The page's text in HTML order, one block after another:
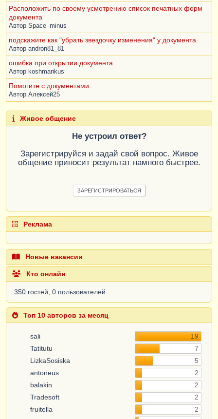
РеализацияТоваровУслугТовары
Расположить по своему усмотрению список печатных форм
документа
Автор Space_minus
подскажите как "убрать звездочку изменения" у документа
Автор andron81_81
ошибка при открытии документа
Автор koshmarikus
Помогите с документами.
Автор Алексей25
Живое общение
Не устроил ответ?
Зарегистрируйся и задай свой вопрос. Живое
общение приносит результат намного быстрее.
ЗАРЕГИСТРИРОВАТЬСЯ
Реклама
Новые вакансии
Кто онлайн
350 гостей, 0 пользователей
Топ 10 авторов за месяц
sali
19
Tatitutu
7
LizkaSosiska
5
antoneus
2
balakin
2
Tradesoft
2
fruitella
2